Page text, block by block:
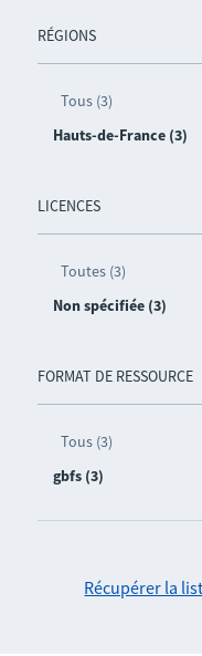
RÉGIONS
Tous (3)
Hauts-de-France (3)
LICENCES
Toutes (3)
Non spécifiée (3)
FORMAT DE RESSOURCE
Tous (3)
gbfs (3)
Récupérer la